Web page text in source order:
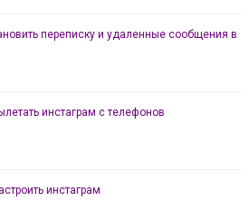
переписку и удаленные сообщения в
инстаграм с телефонов
инстаграм